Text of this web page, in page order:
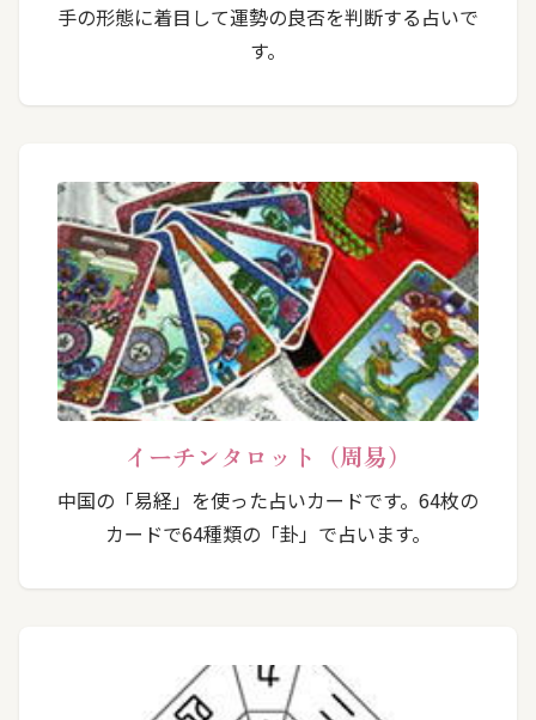
手の形態に着目して運勢の良否を判断する占いで
す。
イーチンタロット（周易）
中国の「易経」を使った占いカードです。64枚の
カードで64種類の「卦」で占います。